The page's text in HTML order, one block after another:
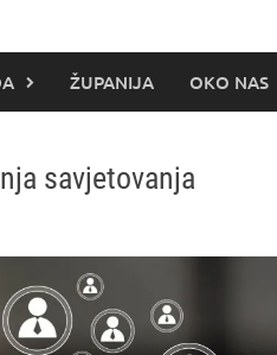
ŽUPANIJA OKO NAS
savjetovanja